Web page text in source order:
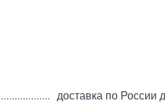
доставка по